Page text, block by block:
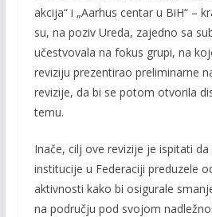
akcija“ i „Aarhus centar u BiH“ –
su, na poziv Ureda, zajedno sa
učestvovala na fokus grupi, na
reviziju prezentirao preliminarne
revizije, da bi se potom otvorila
temu.
Inače, cilj ove revizije je ispitati da
institucije u Federaciji preduzele
aktivnosti kako bi osigurale
na području pod svojom